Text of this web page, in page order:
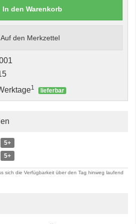
In den Warenkorb
Auf den Merkzettel
1 lieferbar
5+
5+
sich die Verfügbarkeit über den Tag hinweg laufend